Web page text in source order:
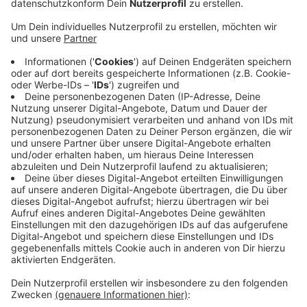
Anzeige
Das betrifft konkret den Bereich zwischen der
Umstraße bis zum Bergerplatz. Die Bahnstraße ist
deshalb für Autos gesperrt, Fußgänger und Radfahrer
können den Weg aber auch weiter nutzen. Aufgrund
der Baustelle kann allerdings die Haltestelle
Bergerplatz nicht angefahren werden - für die Busse
wurde eine Ersatzhaltestelle zwischen Mülhausener
Straße und Bahnstraße eingerichtet. Die Arbeiten
sollen ein knappes halbes Jahr dauern. Mehr Infos zur
Baumaßnahme gibt es auf derInternetseite der
Gemeinde Grefrath.